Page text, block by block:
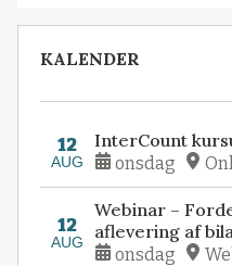
KALENDER
12
AUG
InterCount
onsdag
12
AUG
Webinar –
aflevering af
onsdag